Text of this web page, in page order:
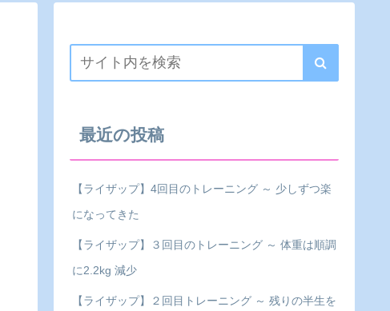
最近の投稿
【ライザップ】4回目のトレーニング ～ 少しずつ楽
になってきた
【ライザップ】３回目のトレーニング ～ 体重は順調
に2.2kg 減少
【ライザップ】２回目トレーニング ～ 残りの半生を